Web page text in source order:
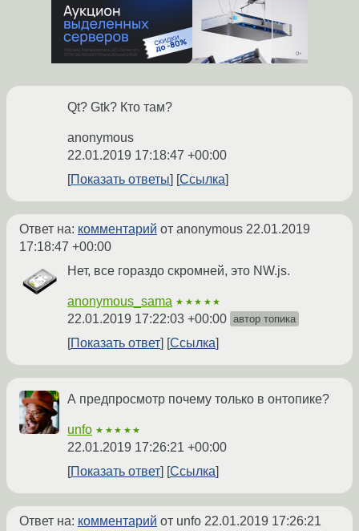
Qt? Gtk? Кто там?
anonymous
22.01.2019 17:18:47 +00:00
Показать ответы
Ссылка
Ответ на: комментарий от anonymous 22.01.2019
17:18:47 +00:00
Нет, все гораздо скромней, это NW.js.
anonymous_sama ★★★★★
22.01.2019 17:22:03 +00:00 автор топика
Показать ответ Ссылка
А предпросмотр почему только в онтопике?
unfo ★★★★★
22.01.2019 17:26:21 +00:00
Показать ответ
Ссылка
Ответ на: комментарий от unfo 22.01.2019 17:26:21